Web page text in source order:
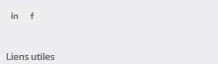
Liens utiles